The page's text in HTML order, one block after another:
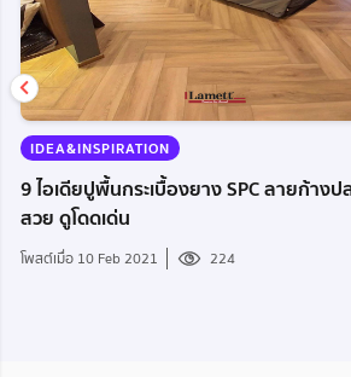
IDEA&INSPIRATION
9 ไอเดียปูพื้นกระเบื้องยาง SPC ลายก้างป
สวย ดูโดดเด่น
โพสต์เมื่อ 10 Feb 2021 224